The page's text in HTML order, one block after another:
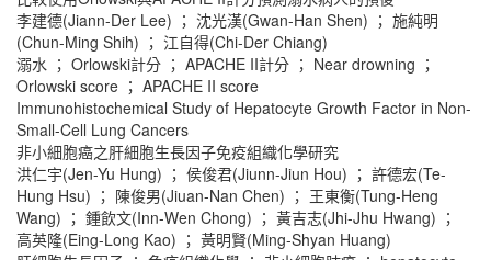
李建德(Jiann-Der Lee) ； 沈光漢(Gwan-Han Shen) ； 施純明
(Chun-Ming Shih) ； 江自得(Chi-Der Chiang)
溺水 ； Orlowski計分 ； APACHE II計分 ； Near drowning ；
Orlowski score ； APACHE II score
Immunohistochemical Study of Hepatocyte Growth Factor in Non-
Small-Cell Lung Cancers
非小細胞癌之肝細胞生長因子免疫組織化學研究
洪仁宇(Jen-Yu Hung) ； 侯俊君(Jiunn-Jiun Hou) ； 許德宏(Te-
Hung Hsu) ； 陳俊男(Jiuan-Nan Chen) ； 王東衡(Tung-Heng
Wang) ； 鍾飲文(Inn-Wen Chong) ； 黃吉志(Jhi-Jhu Hwang) ；
高英隆(Eing-Long Kao) ； 黃明賢(Ming-Shyan Huang)